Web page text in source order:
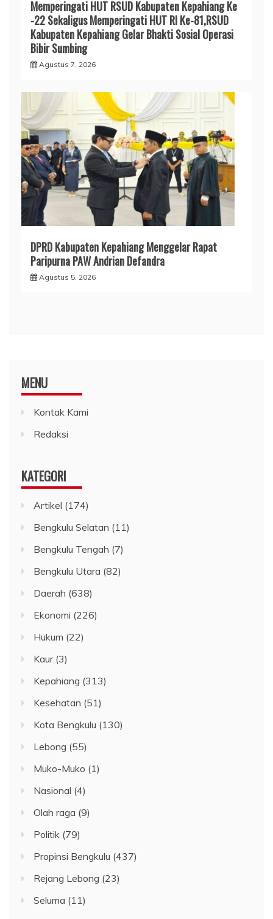
Memperingati HUT RSUD Kabupaten Kepahiang Ke
-22 Sekaligus Memperingati HUT RI Ke-81,RSUD
Kabupaten Kepahiang Gelar Bhakti Sosial Operasi
Bibir Sumbing
Agustus 7, 2026
DPRD Kabupaten Kepahiang Menggelar Rapat
Paripurna PAW Andrian Defandra
Agustus 5, 2026
MENU
Kontak Kami
Redaksi
KATEGORI
Artikel (174)
Bengkulu Selatan (11)
Bengkulu Tengah (7)
Bengkulu Utara (82)
Daerah (638)
Ekonomi (226)
Hukum (22)
Kaur(3)
Kepahiang (313)
Kesehatan (51)
Kota Bengkulu (130)
Lebong (55)
Muko-Muko (1)
Nasional (4)
Olah raga (9)
Politik (79)
Propinsi Bengkulu (437)
Rejang Lebong (23)
Seluma (11)